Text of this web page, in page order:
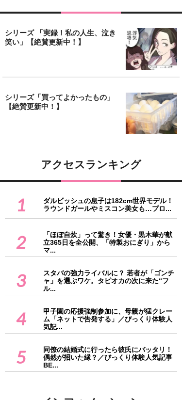
シリーズ 「実録！私の人生、泣き
笑い」【絶賛更新中！】
シリーズ「買ってよかったもの」
【絶賛更新中！】
アクセスランキング
1
ダルビッシュの息子は182cm世界モデル！
ラウンドガールやミスコン美女も…プロ...
2
「ほぼ自炊」って驚き！女優・黒木華が献
立365日を全公開、「特製おにぎり」から
マ...
3
スタバの強力ライバルに？ 若者が「ゴンチ
ャ」を選ぶワケ。タピオカの次に来た“フ
ル...
4
甲子園の応援強制参加に、母親が猛クレー
ム「ネットで告発する」／びっくり体験人
気記...
5
同僚の結婚式に行ったら彼氏にバッタリ！
偶然が招いた縁？／びっくり体験人気記事
BE...